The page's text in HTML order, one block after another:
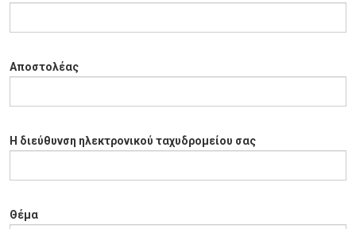
Αποστολέας
Η διεύθυνση ηλεκτρονικού ταχυδρομείου σας
Θέμα